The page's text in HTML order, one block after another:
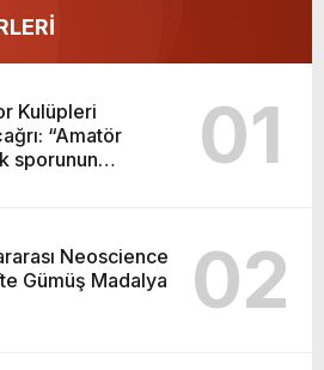
Kulüpleri
“Amatör
sporunun
01
Neoscience
Gümüş Madalya
02